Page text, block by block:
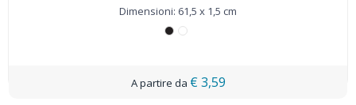
rapida 5 in 1 da 65 W Franz - 124447
Dimensioni: 61,5 x 1,5 cm
€ 3,59